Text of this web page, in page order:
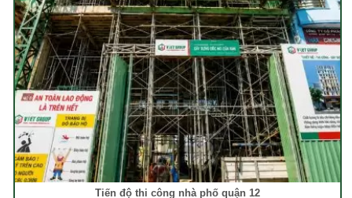
Tiến độ thi công nhà phố quận 12